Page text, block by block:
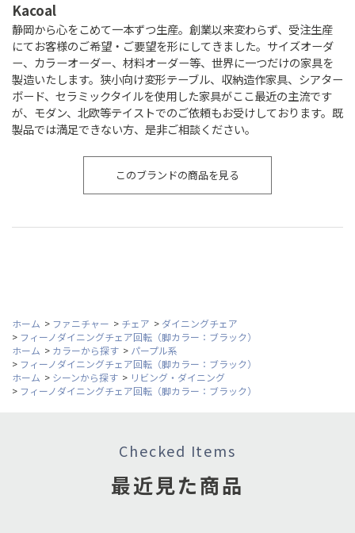
Kacoal
静岡から心をこめて一本ずつ生産。創業以来変わらず、受注生産
にてお客様のご希望・ご要望を形にしてきました。サイズオーダ
ー、カラーオーダー、材料オーダー等、世界に一つだけの家具を
製造いたします。狭小向け変形テーブル、収納造作家具、シアター
ボード、セラミックタイルを使用した家具がここ最近の主流です
が、モダン、北欧等テイストでのご依頼もお受けしております。既
製品では満足できない方、是非ご相談ください。
このブランドの商品を見る
ホーム > ファニチャー > チェア > ダイニングチェア
> フィーノダイニングチェア回転（脚カラー：ブラック）
ホーム > カラーから探す > パープル系
> フィーノダイニングチェア回転（脚カラー：ブラック）
ホーム > シーンから探す > リビング・ダイニング
> フィーノダイニングチェア回転（脚カラー：ブラック）
Checked Items
最近見た商品